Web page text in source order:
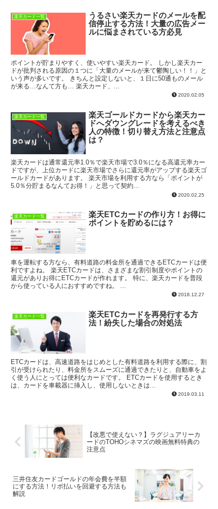
楽天カード一覧
うるさい楽天カードのメールを配
信停止する方法！大量の広告メー
ルに悩まされている方必見
ポイントが貯まりやすく、使いやすい楽天カード。 しかし楽天カー
ドが批判される原因の１つに「大量のメールが来て鬱陶しい！！」と
いう声が多いです。 きちんと設定しないと、１日に50通ものメール
が来る…なんて方も… 楽天カード、...
2020.02.05
楽天カード一覧
楽天ゴールドカードから楽天カー
ドへダウングレードを考えるべき
人の特徴！切り替え方法と注意点
は？
楽天カードは通常還元率1.0％で楽天市場で3.0％になる高還元率カー
ドですが、上位カードに楽天市場でさらに還元率がアップする楽天ゴ
ールドカードがあります。 楽天市場を利用する方なら「ポイントが
5.0％分貯まるなんてお得！」と思って契約...
2020.02.25
楽天カード一覧
楽天ETCカードの作り方！お得に
ポイントを貯めるには？
車を運転する方なら、有料道路の料金所を通過できるETCカードは便
利ですよね。 楽天ETCカードは、さまざまな割引制度やポイントの
還元がありお得にETCカードが作れます。 特に、楽天カードを普段
から使っている人におすすめですね。 ...
2018.12.27
楽天カード一覧
楽天ETCカードを再発行する方
法！紛失した場合の対処法
ETCカードは、高速道路をはじめとした有料道路を利用する際に、割
引が受けられたり、料金所をスムーズに通過できたりと、自動車をよ
く使う人にとっては便利なカードです。 ETCカードを使用するとき
は、カードを車載器に挿入し、使用しないときは...
2019.03.11
【改悪で使えない？】ラグジュアリーカ
ードのTOHOシネマズの映画無料特典の
注意点
三井住友カードゴールドの年会費を半額
にする方法！リボ払いを回避する方法も
解説